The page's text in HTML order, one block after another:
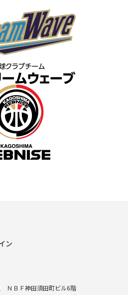
ン
ＮＢＦ神田須田町ビル6階